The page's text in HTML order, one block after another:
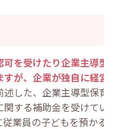
を受けたり企業主導型保育
が、企業が独自に経営する
述した、企業主導型保育事業
する補助金を受けていない
業員の子どもを預かる託児